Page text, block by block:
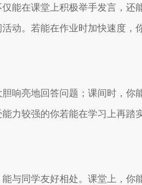
能在课堂上积极举手发言，还
动。若能在作业时加快速度，
响亮地回答问题；课间时，
力较强的你若能在学习上再踏
与同学友好相处。课堂上，